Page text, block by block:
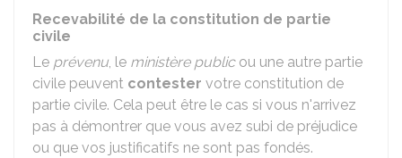
Recevabilité de la constitution de partie
civile
Le prévenu, le ministère publicou une autre partie
civile peuvent contester votre constitution de
partie civile. Cela peut être le cas si vous n'arrivez
pas à démontrer que vous avez subi de préjudice
ou que vos justificatifs ne sont pas fondés.